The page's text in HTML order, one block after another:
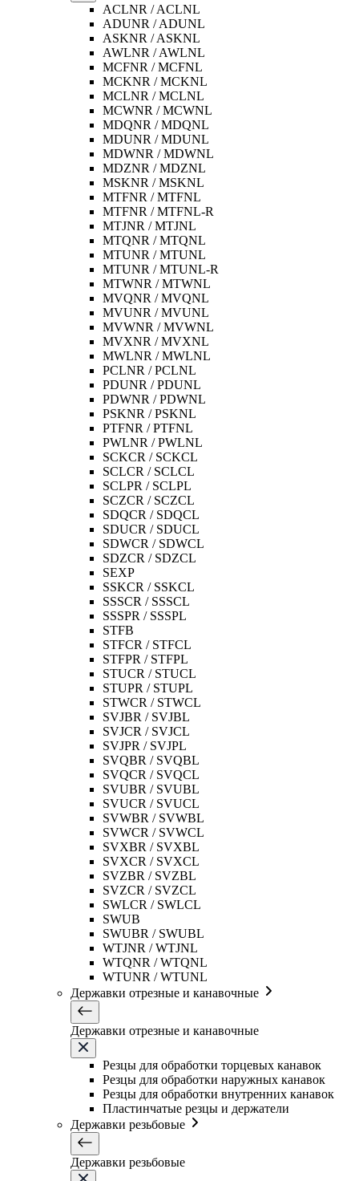
ACLNR / ACLNL
ADUNR / ADUNL
ASKNR / ASKNL
AWLNR / AWLNL
MCFNR / MCFNL
MCKNR / MCKNL
MCLNR / MCLNL
MCWNR / MCWNL
MDQNR / MDQNL
MDUNR / MDUNL
MDWNR / MDWNL
MDZNR / MDZNL
MSKNR / MSKNL
MTFNR / MTFNL
MTFNR / MTFNL-R
MTJNR / MTJNL
MTQNR / MTQNL
MTUNR / MTUNL
MTUNR / MTUNL-R
MTWNR / MTWNL
MVQNR / MVQNL
MVUNR / MVUNL
MVWNR / MVWNL
MVXNR / MVXNL
MWLNR / MWLNL
PCLNR / PCLNL
PDUNR / PDUNL
PDWNR / PDWNL
PSKNR / PSKNL
PTFNR / PTFNL
PWLNR / PWLNL
SCKCR / SCKCL
SCLCR / SCLCL
SCLPR / SCLPL
SCZCR / SCZCL
SDQCR / SDQCL
SDUCR / SDUCL
SDWCR / SDWCL
SDZCR / SDZCL
SEXP
SSKCR / SSKCL
SSSCR / SSSCL
SSSPR / SSSPL
STFB
STFCR / STFCL
STFPR / STFPL
STUCR / STUCL
STUPR / STUPL
STWCR / STWCL
SVJBR / SVJBL
SVJCR / SVJCL
SVJPR / SVJPL
SVQBR / SVQBL
SVQCR / SVQCL
SVUBR / SVUBL
SVUCR / SVUCL
SVWBR / SVWBL
SVWCR / SVWCL
SVXBR / SVXBL
SVXCR / SVXCL
SVZBR / SVZBL
SVZCR / SVZCL
SWLCR / SWLCL
SWUB
SWUBR / SWUBL
WTJNR / WTJNL
WTQNR / WTQNL
WTUNR / WTUNL
Державки отрезные и канавочные
Державки отрезные и канавочные
Резцы для обработки торцевых канавок
Резцы для обработки наружных канавок
Резцы для обработки внутренних канавок
Пластинчатые резцы и держатели
Державки резьбовые
Державки резьбовые